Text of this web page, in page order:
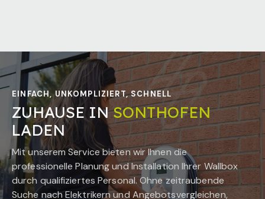
EINFACH, UNKOMPLIZIERT, SCHNELL
ZUHAUSE INSONTHOFEN
LADEN
Mit unserem Service bieten wir Ihnen die
professionelle Planung und Installation Ihrer Wallbox
durch qualifiziertes Personal. Ohne zeitraubende
Suche nach Elektrikern und Angebotsvergleichen,